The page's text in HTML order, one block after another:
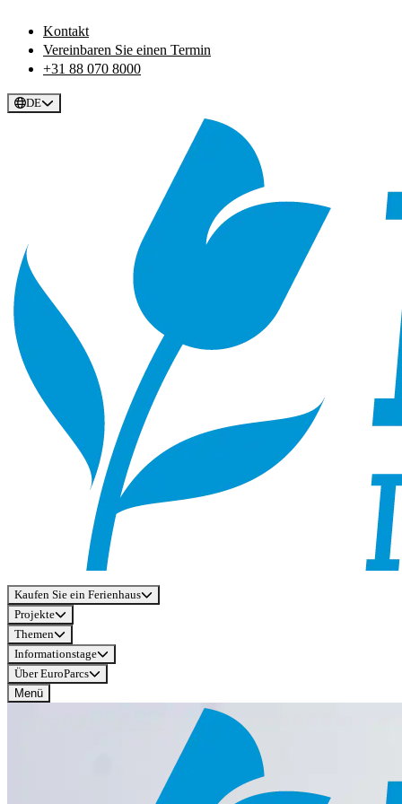
Kontakt
Vereinbaren Sie einen Termin
+31 88 070 8000
DE
Kaufen Sie ein Ferienhaus
Projekte
Themen
Informationstage
Über EuroParcs
Menü